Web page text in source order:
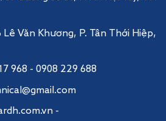
Lê Văn Khương, P. Tân Thới Hiệp,
968 - 0908 229 688
-